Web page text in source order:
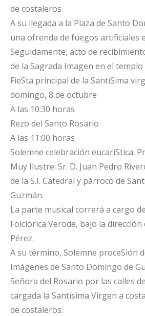
de costaleros.
A su llegada a la Plaza de Santo
una ofrenda de fuegos artificiales
Seguidamente, acto de
de la Sagrada Imagen en el
FieSta principal de la SantíSima
domingo, 8 de octubre
A las 10:30 horas
Rezo del Santo Rosario
A las 11:00 horas
Solemne celebración eucaríStica.
Muy Ilustre. Sr. D. Juan Pedro
de la S.I. Catedral y párroco de
Guzmán.
La parte musical correrá a cargo
Folclórica Verode, bajo la dirección
Pérez.
A su término, Solemne proceSión
Imágenes de Santo Domingo de
Señora del Rosario por las calles
cargada la Santísima Virgen a
de costaleros.